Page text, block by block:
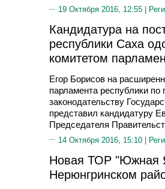
19 Октября 2016, 12:55 |
Кандидатура на
республики Саха
комитетом
Егор Борисов на
парламента республики по
законодательству
представил кандидатуру
Председателя
14 Октября 2016, 15:10 |
Новая ТОР "Южная
Нерюнгринском